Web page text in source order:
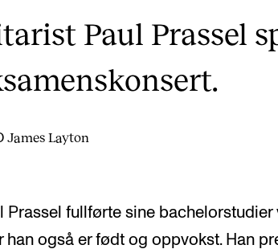
Paul Prassel
James Layton
Prassel fullførte sine bachelorstudier
han også er født og oppvokst. Han